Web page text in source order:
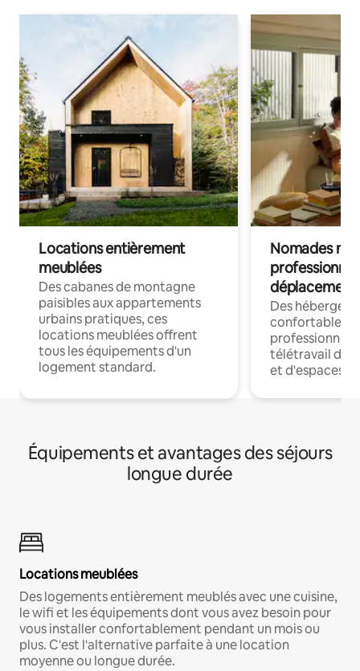
Locations entièrement
meublées
Des cabanes de montagne
paisibles aux appartements
urbains pratiques, ces
locations meublées offrent
tous les équipements d'un
logement standard.
Nomades
déplacement
Des
confortables
professionnels
télétravail
et d'espaces
Équipements et avantages des séjours
longue durée
Locations meublées
Des logements entièrement meublés avec une cuisine,
le wifi et les équipements dont vous avez besoin pour
vous installer confortablement pendant un mois ou
plus. C'est l'alternative parfaite à une location
moyenne ou longue durée.